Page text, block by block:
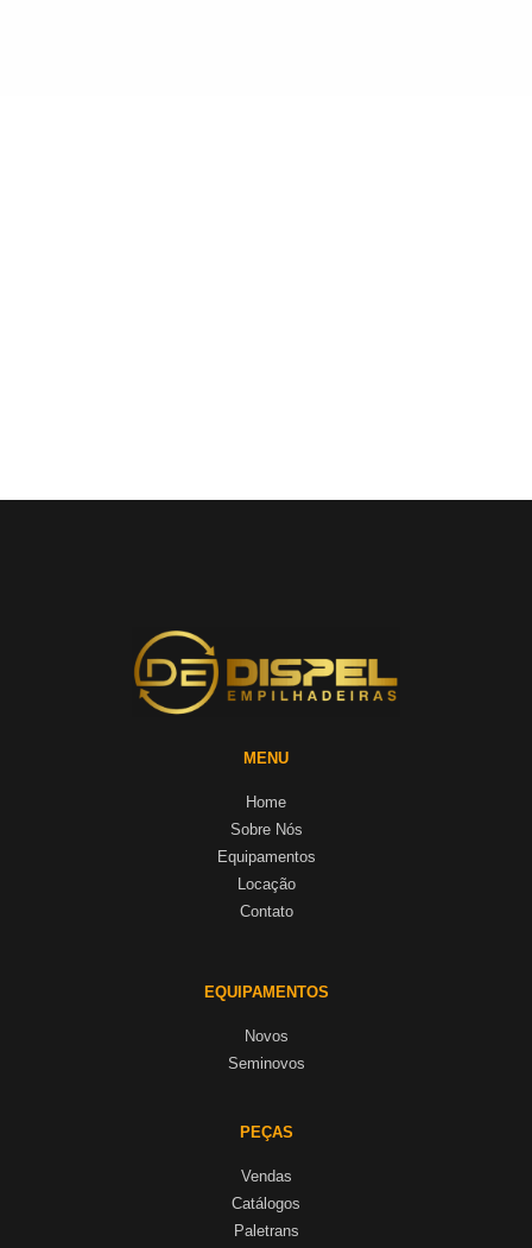
MENU
Home
Sobre Nós
Equipamentos
Locação
Contato
EQUIPAMENTOS
Novos
Seminovos
PEÇAS
Vendas
Catálogos
Paletrans